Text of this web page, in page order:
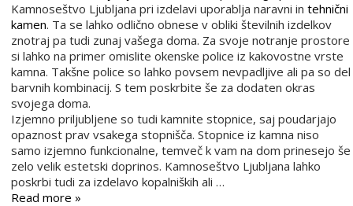
Kamnoseštvo Ljubljana pri izdelavi uporablja naravni intehnični
kamen. Ta se lahko odlično obnese v obliki številnih izdelkov
znotraj pa tudi zunaj vašega doma. Za svoje notranje prostore
si lahko na primer omislite okenske police iz kakovostne vrste
kamna. Takšne police so lahko povsem nevpadljive ali pa so del
barvnih kombinacij. S tem poskrbite še za dodaten okras
svojega doma.
Izjemno priljubljene so tudi kamnite stopnice, saj poudarjajo
opaznost prav vsakega stopnišča. Stopnice iz kamna niso
samo izjemno funkcionalne, temveč k vam na dom prinesejo še
zelo velik estetski doprinos. Kamnoseštvo Ljubljana lahko
poskrbi tudi za izdelavo kopalniških ali …
Read more »